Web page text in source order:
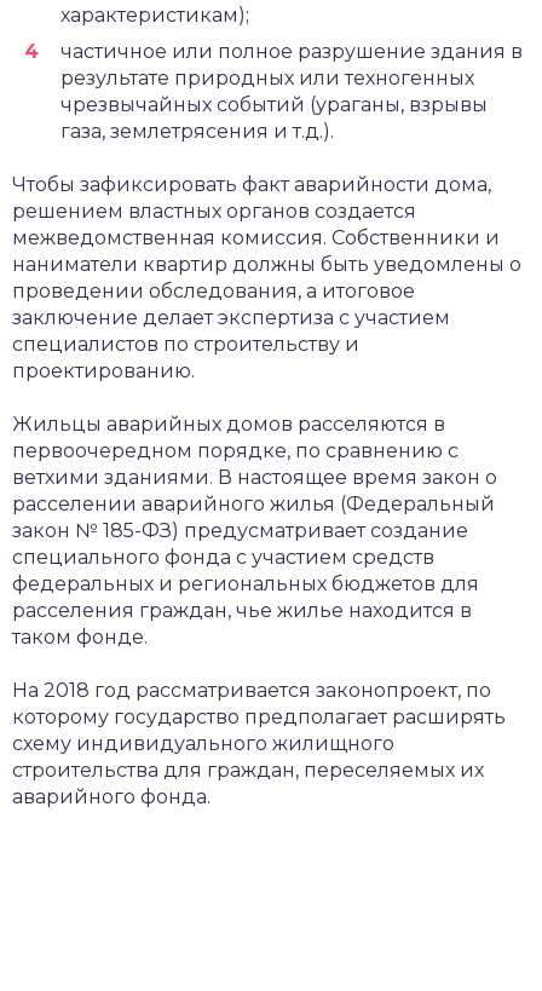
характеристикам);
частичное или полное разрушение здания в
результате природных или техногенных
чрезвычайных событий (ураганы, взрывы
газа, землетрясения и т.д.).
Чтобы зафиксировать факт аварийности дома,
решением властных органов создается
межведомственная комиссия. Собственники и
наниматели квартир должны быть уведомлены о
проведении обследования, а итоговое
заключение делает экспертиза с участием
специалистов по строительству и
проектированию.
Жильцы аварийных домов расселяются в
первоочередном порядке, по сравнению с
ветхими зданиями. В настоящее время закон о
расселении аварийного жилья (Федеральный
закон № 185-ФЗ) предусматривает создание
специального фонда с участием средств
федеральных и региональных бюджетов для
расселения граждан, чье жилье находится в
таком фонде.
На 2018 год рассматривается законопроект, по
которому государство предполагает расширять
схему индивидуального жилищного
строительства для граждан, переселяемых их
аварийного фонда.